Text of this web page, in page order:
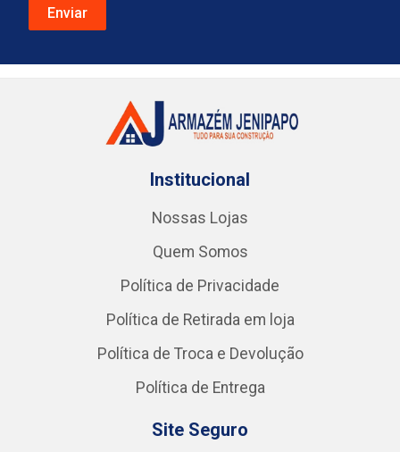
Institucional
Nossas Lojas
Quem Somos
Política de Privacidade
Política de Retirada em loja
Política de Troca e Devolução
Política de Entrega
Site Seguro